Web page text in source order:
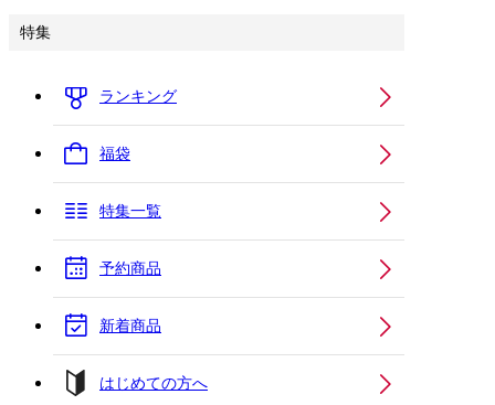
特集
ランキング
福袋
特集一覧
予約商品
新着商品
はじめての方へ